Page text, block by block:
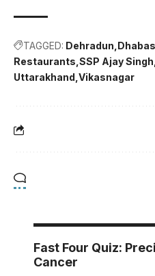
TAGGED: Dehradun Dhabas
Restaurants SSP Ajay Singh
Uttarakhand Vikasnagar
Fast Four Quiz:
Cancer